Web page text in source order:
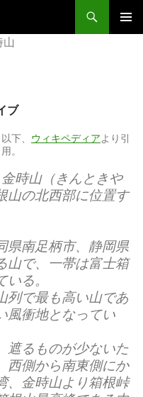
山
ブ
以下、 ウィキペディアより引
用。
金時山（きんときや
山の北西部に位置す
県南足柄市、静岡県
山で、一帯は富士箱
る。
列で最も高い山であ
風衝地となってい
遮るものが少ないた
西側から南東側にか
、金時山より箱根峠